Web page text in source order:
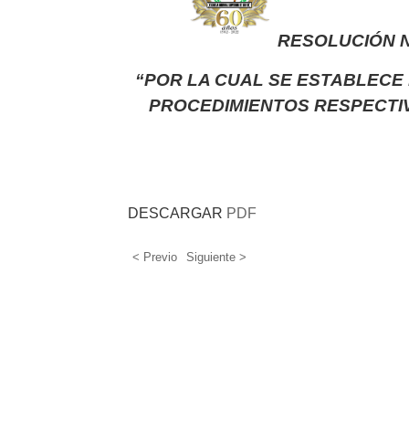
RESOLUCIÓN
“POR LA CUAL SE
PROCEDIMIENTOS
DESCARGAR PDF
< Previo Siguiente >